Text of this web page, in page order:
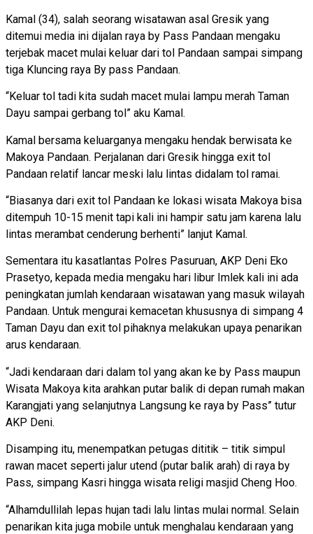
Kamal (34), salah seorang wisatawan asal Gresik yang
ditemui media ini dijalan raya by Pass Pandaan mengaku
terjebak macet mulai keluar dari tol Pandaan sampai simpang
tiga Kluncing raya By pass Pandaan.
“Keluar tol tadi kita sudah macet mulai lampu merah Taman
Dayu sampai gerbang tol” aku Kamal.
Kamal bersama keluarganya mengaku hendak berwisata ke
Makoya Pandaan. Perjalanan dari Gresik hingga exit tol
Pandaan relatif lancar meski lalu lintas didalam tol ramai.
“Biasanya dari exit tol Pandaan ke lokasi wisata Makoya bisa
ditempuh 10-15 menit tapi kali ini hampir satu jam karena lalu
lintas merambat cenderung berhenti” lanjut Kamal.
Sementara itu kasatlantas Polres Pasuruan, AKP Deni Eko
Prasetyo, kepada media mengaku hari libur Imlek kali ini ada
peningkatan jumlah kendaraan wisatawan yang masuk wilayah
Pandaan. Untuk mengurai kemacetan khususnya di simpang 4
Taman Dayu dan exit tol pihaknya melakukan upaya penarikan
arus kendaraan.
“Jadi kendaraan dari dalam tol yang akan ke by Pass maupun
Wisata Makoya kita arahkan putar balik di depan rumah makan
Karangjati yang selanjutnya Langsung ke raya by Pass” tutur
AKP Deni.
Disamping itu, menempatkan petugas dititik – titik simpul
rawan macet seperti jalur utend (putar balik arah) di raya by
Pass, simpang Kasri hingga wisata religi masjid Cheng Hoo.
“Alhamdullilah lepas hujan tadi lalu lintas mulai normal. Selain
penarikan kita juga mobile untuk menghalau kendaraan yang